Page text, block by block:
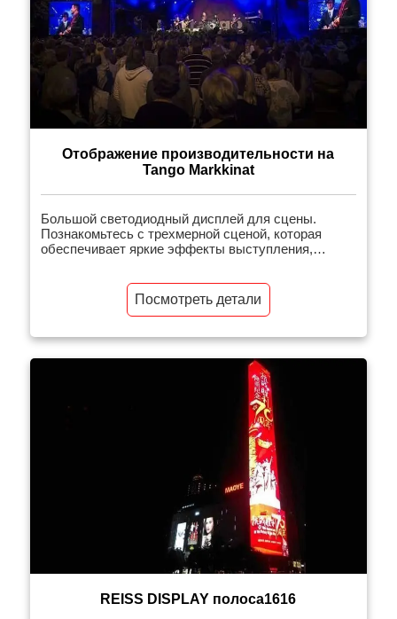
Отображение производительности на
Tango Markkinat
Большой светодиодный дисплей для сцены.
Познакомьтесь с трехмерной сценой, которая
обеспечивает яркие эффекты выступления,
Посмотреть детали
REISS DISPLAY полоса1616